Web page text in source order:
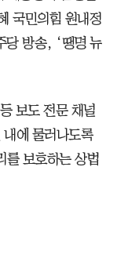
국민의힘 원내정
당 방송, ‘땡명 뉴
보도 전문 채널
에 물러나도록
를 보호하는 상법